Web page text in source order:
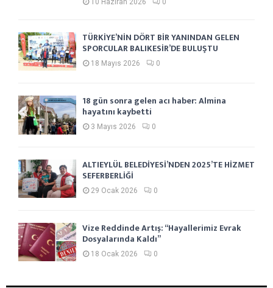
10 Haziran 2026 0
TÜRKİYE’NİN DÖRT BİR YANINDAN GELEN
SPORCULAR BALIKESİR’DE BULUŞTU
18 Mayıs 2026 0
18 gün sonra gelen acı haber: Almina
hayatını kaybetti
3 Mayıs 2026 0
ALTIEYLÜL BELEDİYESİ’NDEN 2025’TE HİZMET
SEFERBERLİĞİ
29 Ocak 2026 0
Vize Reddinde Artış: “Hayallerimiz Evrak
Dosyalarında Kaldı”
18 Ocak 2026 0